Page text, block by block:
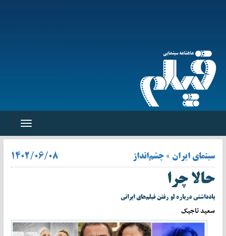
Toggle
سینمای ایران » چشم‌انداز ۱۴۰۲/۰۶/۰۸
حالا چرا
یادداشتی درباره لو رفتن فیلم‌های ایرانی
سعید تاجیک